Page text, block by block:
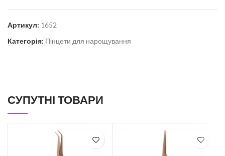
Артикул: 1652
Категорія: Пінцети для нарощування
СУПУТНІ ТОВАРИ